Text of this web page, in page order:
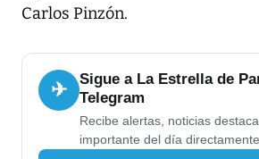
Carlos Pinzón.
✈
Sigue a La Estrella de
Telegram
Recibe alertas, noticias
importante del día